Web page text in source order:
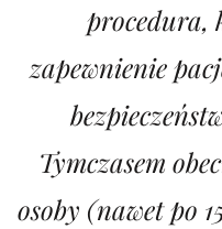
procedura,
zapewnienie
Tymczasem
osoby (nawet po